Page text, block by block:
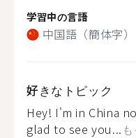
学習中の言語
中国語（簡体字）
好きなトピック
Hey! I'm in China
glad to see you...